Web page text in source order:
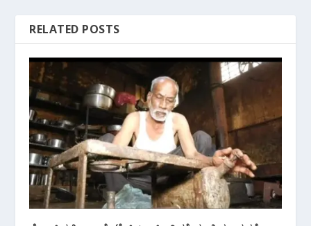
RELATED POSTS